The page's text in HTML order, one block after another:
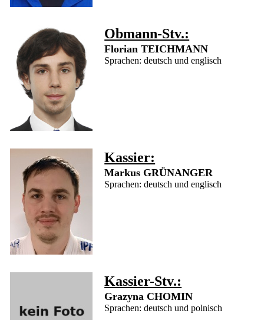
Agenda
Exploits
Tournoi
International
de
Judo
2026
Obmann-Stv.:
Florian TEICHMANN
Sprachen: deutsch und englisch
Kassier:
Markus GRÜNANGER
Sprachen: deutsch und englisch
Kassier-Stv.:
Grazyna CHOMIN
Sprachen: deutsch und polnisch